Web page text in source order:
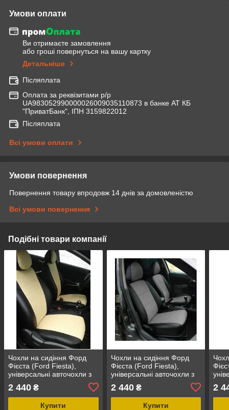
Умови оплати
Ви отримаєте замовлення
або гроші повернуться на вашу картку
Детальніше
Післяплата
Оплата за реквізитами р/р
UA983052990000026009035110873 в банке АТ КБ
"ПриватБанк", ІПН 3159822012
Післяплата
Всі умови оплати
Умови повернення
Повернення товару впродовж 14 днів за домовленістю
Всі умови повернення
Подібні товари компанії
Чохли на сидіння Форд
Фієста (Ford Fiesta),
універсальні авточохли з
екошкіри в Україні Чорно-
бежевий
2 440 ₴
Купити
Чохли на сидіння Форд
Фієста (Ford Fiesta),
універсальні авточохли з
екошкіри в Україні Чорно-
сірий
2 440₴
Купити
2